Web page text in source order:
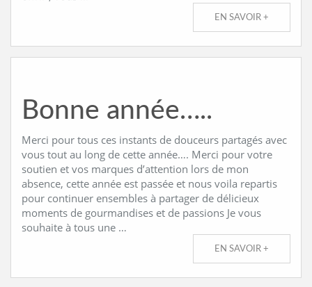
EN SAVOIR +
Bonne année…..
Merci pour tous ces instants de douceurs partagés avec
vous tout au long de cette année…. Merci pour votre
soutien et vos marques d’attention lors de mon
absence, cette année est passée et nous voila repartis
pour continuer ensembles à partager de délicieux
moments de gourmandises et de passions Je vous
souhaite à tous une …
EN SAVOIR +